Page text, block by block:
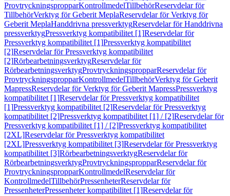
ProvtryckningspropparKontrollmedelTillbehörReservdelar för
TillbehörVerktyg för Geberit MeplaReservdelar för Verktyg för
Geberit MeplaHanddrivna pressverktygReservdelar för Handdrivna
pressverktygPressverktyg kompatibilitet [1]Reservdelar för
Pressverktyg kompatibilitet [1]Pressverktyg kompatibilitet
[2]Reservdelar för Pressverktyg kompatibilitet
[2]RörbearbetningsverktygReservdelar för
RörbearbetningsverktygProvtryckningspropparReservdelar för
ProvtryckningspropparKontrollmedelTillbehörVerktyg för Geberit
MapressReservdelar för Verktyg för Geberit MapressPressverktyg
kompatibilitet [1]Reservdelar för Pressverktyg kompatibilitet
[1]Pressverktyg kompatibilitet [2]Reservdelar för Pressverktyg
kompatibilitet [2]Pressverktyg kompatibilitet [1] / [2]Reservdelar för
Pressverktyg kompatibilitet [1] / [2]Pressverktyg kompatibilitet
[2XL]Reservdelar för Pressverktyg kompatibilitet
[2XL]Pressverktyg kompatibilitet [3]Reservdelar för Pressverktyg
kompatibilitet [3]RörbearbetningsverktygReservdelar för
RörbearbetningsverktygProvtryckningspropparReservdelar för
ProvtryckningspropparKontrollmedelReservdelar för
KontrollmedelTillbehörPressenheterReservdelar för
PressenheterPressenheter kompatibilitet [1]Reservdelar för